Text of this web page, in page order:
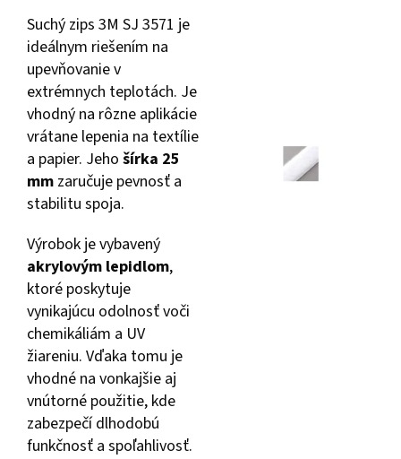
Suchý zips 3M SJ 3571 je
ideálnym riešením na
upevňovanie v
extrémnych teplotách. Je
vhodný na rôzne aplikácie
vrátane lepenia na textílie
a papier. Jeho šírka 25
mm zaručuje pevnosť a
stabilitu spoja.
Výrobok je vybavený
akrylovým lepidlom,
ktoré poskytuje
vynikajúcu odolnosť voči
chemikáliám a UV
žiareniu. Vďaka tomu je
vhodné na vonkajšie aj
vnútorné použitie, kde
zabezpečí dlhodobú
funkčnosť a spoľahlivosť.